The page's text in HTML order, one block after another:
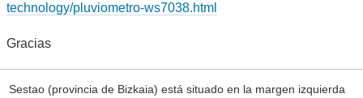
technology/pluviometro-ws7038.html
Gracias
Sestao (provincia de Bizkaia) está situado en la margen izquierda